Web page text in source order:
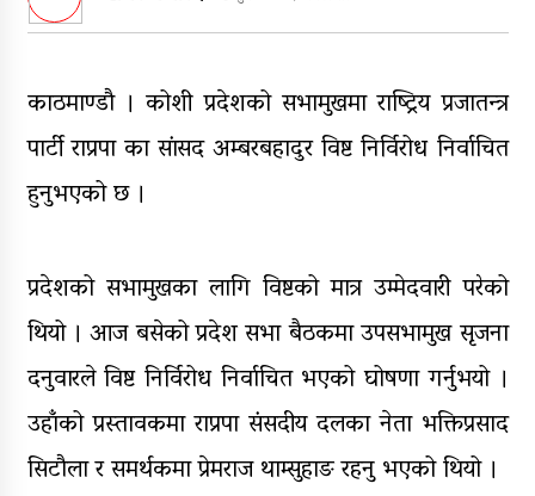
पक्राउ
घरमाथि पहिरो खस्दा ३ वर्षीय बालकको
मृत्यु, दुई घाइते
घरमाथिबाट पहिरो खसेपछि १३ घरधुरी
रंगेहात पक्राऊ
काठमाण्डौ । कोशी प्रदेशको सभामुखमा राष्ट्रिय प्रजातन्त्र
पार्टी राप्रपा का सांसद अम्बरबहादुर विष्ट निर्विरोध निर्वाचित
हुनुभएको छ ।
प्रदेशको सभामुखका लागि विष्टको मात्र उम्मेदवारी परेको
थियो । आज बसेको प्रदेश सभा बैठकमा उपसभामुख सृजना
दनुवारले विष्ट निर्विरोध निर्वाचित भएको घोषणा गर्नुभयो ।
उहाँको प्रस्तावकमा राप्रपा संसदीय दलका नेता भक्तिप्रसाद
सिटौला र समर्थकमा प्रेमराज थाम्सुहाङ रहनु भएको थियो ।​​